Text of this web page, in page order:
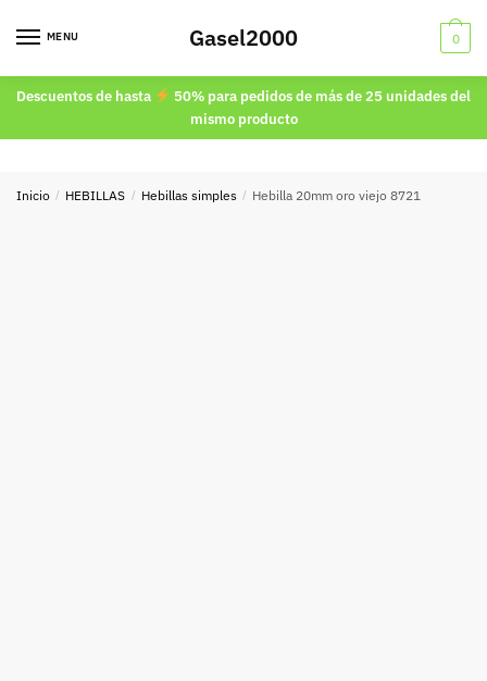
MENU Gasel2000 0
Descuentos de hasta
50% para pedidos de más de 25 unidades del
mismo producto
Inicio / HEBILLAS / Hebillas simples / Hebilla 20mm oro viejo 8721